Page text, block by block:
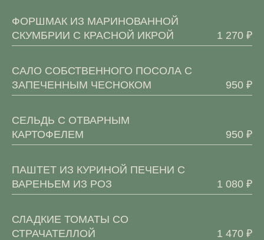
ФОРШМАК ИЗ МАРИНОВАННОЙ
СКУМБРИИ С КРАСНОЙ ИКРОЙ
1 270 ₽
САЛО СОБСТВЕННОГО ПОСОЛА С
ЗАПЕЧЕННЫМ ЧЕСНОКОМ
950 ₽
СЕЛЬДЬ С ОТВАРНЫМ
КАРТОФЕЛЕМ
950 ₽
ПАШТЕТ ИЗ КУРИНОЙ ПЕЧЕНИ C
ВАРЕНЬЕМ ИЗ РОЗ
1 080 ₽
СЛАДКИЕ ТОМАТЫ СО
СТРАЧАТЕЛЛОЙ
1 470 ₽